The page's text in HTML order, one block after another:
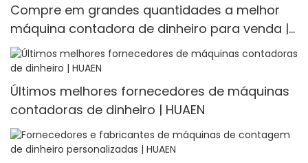
Compre em grandes quantidades a melhor
máquina contadora de dinheiro para venda |
HUAEN
Últimos melhores fornecedores de máquinas
contadoras de dinheiro | HUAEN